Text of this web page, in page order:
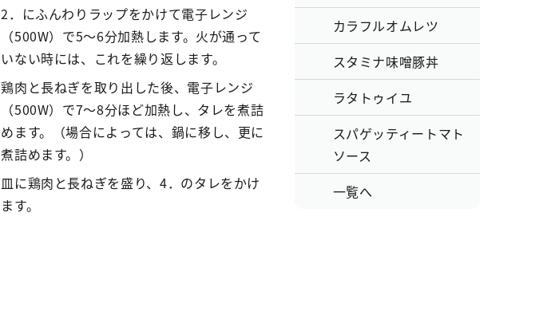
2．にふんわりラップをかけて電子レンジ
（500W）で5～6分加熱します。火が通って
いない時には、これを繰り返します。
鶏肉と長ねぎを取り出した後、電子レンジ
（500W）で7～8分ほど加熱し、タレを煮詰
めます。（場合によっては、鍋に移し、更に
煮詰めます。）
皿に鶏肉と長ねぎを盛り、4．のタレをかけ
ます。
カラフルオムレツ
スタミナ味噌豚丼
ラタトゥイユ
スパゲッティートマト
ソース
一覧へ